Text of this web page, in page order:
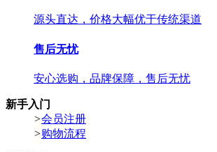
源头直达，价格大幅优于传统渠道
售后无忧
安心选购，品牌保障，售后无忧
新手入门
>会员注册
>购物流程